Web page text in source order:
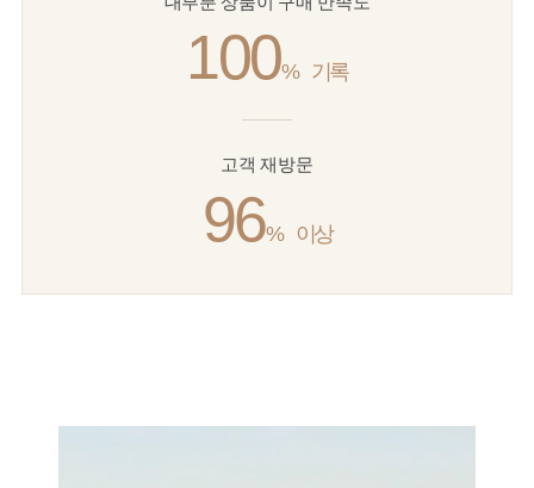
100% 기록
고객 재방문
96% 이상